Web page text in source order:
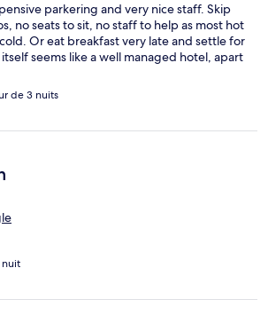
parkering and very nice staff. Skip
no seats to sit, no staff to help as most hot
Or eat breakfast very late and settle for
seems like a well managed hotel, apart
de 3 nuits
nuit